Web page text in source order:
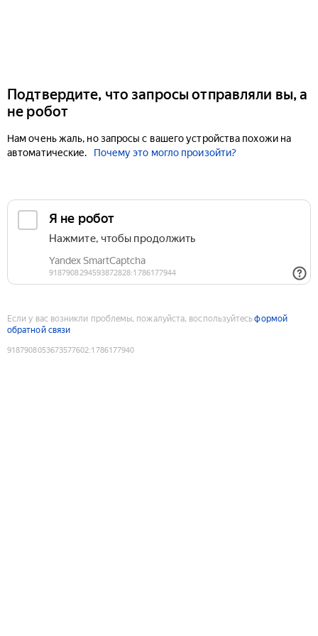
Подтвердите, что запросы отправляли вы, а
не робот
Нам очень жаль, но запросы с вашего устройства похожи на
автоматические.
Почему это могло произойти?
Если у вас возникли проблемы, пожалуйста, воспользуйтесьформой
обратной связи
9187908053673577602:1786177940